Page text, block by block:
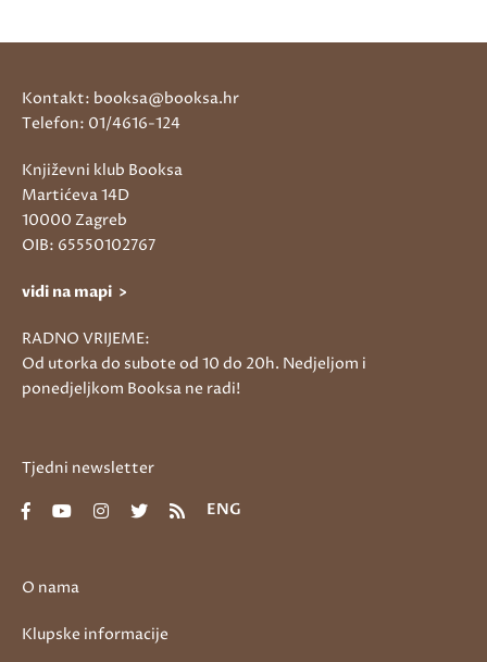
O nama
Klupske informacije
Kontakt: booksa@booksa.hr
Telefon: 01/4616-124
Književni klub Booksa
Martićeva 14D
10000 Zagreb
OIB: 65550102767
vidi na mapi >
RADNO VRIJEME:
Od utorka do subote od 10 do 20h. Nedjeljom i
ponedjeljkom Booksa ne radi!
Tjedni newsletter
ENG